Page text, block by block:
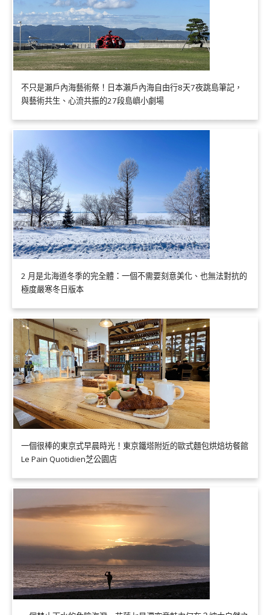
不只是瀨戶內海藝術祭！日本瀨戶內海自由行8天7夜跳島筆記，
與藝術共生、心流共振的27段島嶼小劇場
2 月是北海道冬季的完全體：一個不需要刻意美化、也無法對抗的
極度嚴寒冬日版本
一個很棒的東京式早晨時光！東京鐵塔附近的歐式麵包烘焙坊餐館
Le Pain Quotidien芝公園店